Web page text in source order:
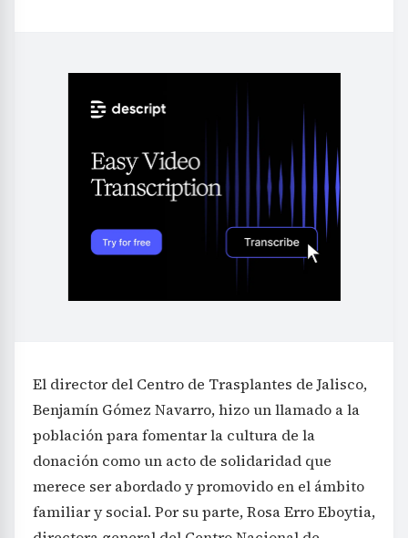
El director del Centro de Trasplantes de Jalisco,
Benjamín Gómez Navarro, hizo un llamado a la
población para fomentar la cultura de la
donación como un acto de solidaridad que
merece ser abordado y promovido en el ámbito
familiar y social. Por su parte, Rosa Erro Eboytia,